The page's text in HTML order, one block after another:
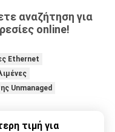
αναζήτηση για
online!
Ethernet
Unmanaged
τιμή για